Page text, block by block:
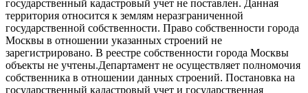
государственный кадастровый учет не поставлен. Данная
территория относится к землям неразграниченной
государственной собственности. Право собственности города
Москвы в отношении указанных строений не
зарегистрировано. В реестре собственности города Москвы
объекты не учтены.Департамент не осуществляет полномочия
собственника в отношении данных строений. Постановка на
государственный кадастровый учет и государственная